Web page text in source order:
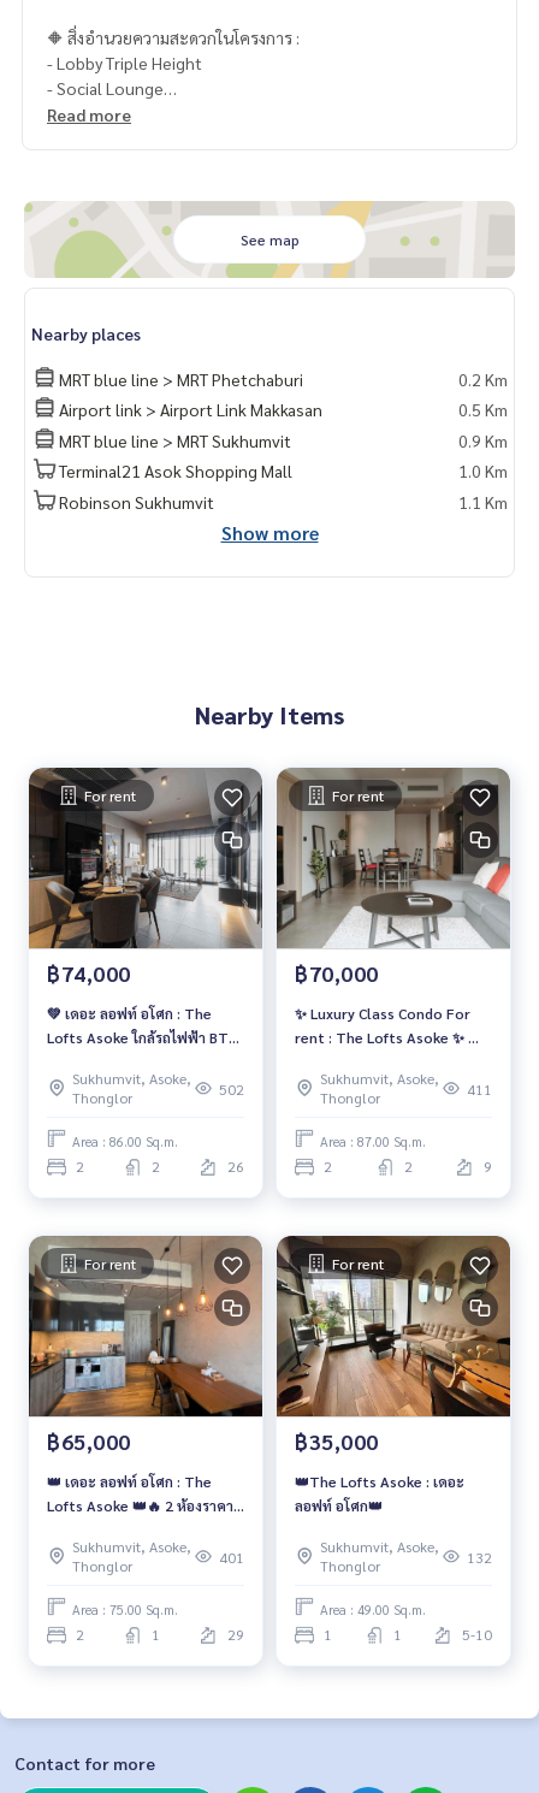
🔶 สิ่งอำนวยความสะดวกในโครงการ :
- Lobby Triple Height
- Social Lounge
- Co-Working
- Automated Parking 100 %
- Digital Door Lock
- Access Card Control
- CCTV
🥰 Contact
Line : @therealproperty
Wechat : TheRealP
WhatsApp :+66 82 269 6289
Tel092-628-9945Baimint
Call 082-269-6289 Mo for EN/TH
Read more
See map
Nearby places
MRT blue line > MRT Phetchaburi
0.2 Km
Airport link > Airport Link Makkasan
0.5 Km
MRT blue line > MRT Sukhumvit
0.9 Km
Terminal21 Asok Shopping Mall
1.0 Km
Robinson Sukhumvit
1.1 Km
Show more
Nearby Items
For rent
฿74,000
💚 เดอะ ลอฟท์ อโศก : The
Lofts Asoke ใกล้รถไฟฟ้า BTS
2 ห้องนอนราคาสุดคุ้ม 74,000
บาท/เดือน ‼️
Sukhumvit, Asoke,
Thonglor
502
Area : 86.00 Sq.m.
2 2 26
For rent
฿70,000
✨ Luxury Class Condo For
rent : The Lofts Asoke ✨ 🔥
Baht/Month🔥
Sukhumvit, Asoke,
Thonglor
411
Area : 87.00 Sq.m.
2 2 9
For rent
฿65,000
👑 เดอะ ลอฟท์ อโศก : The
Lofts Asoke 👑🔥 2 ห้องราคา
Sukhumvit, Asoke,
Thonglor
401
Area : 75.00 Sq.m.
2 1 29
For rent
฿35,000
👑The Lofts Asoke : เดอะ
ลอฟท์ อโศก👑
Sukhumvit, Asoke,
Thonglor
132
Area : 49.00 Sq.m.
1 1 5-10
Contact for more